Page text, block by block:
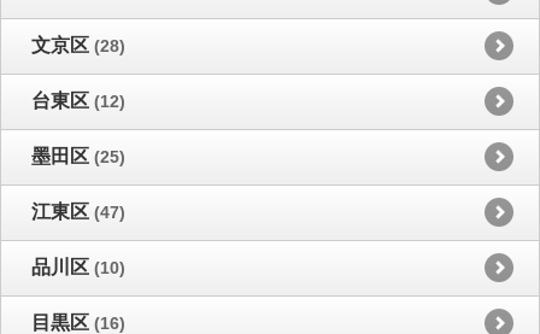
文京区 (28)
台東区 (12)
墨田区 (25)
江東区 (47)
品川区 (10)
目黒区 (16)